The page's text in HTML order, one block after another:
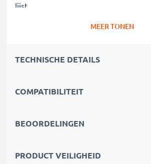
lijst
stroom, lange levensduur en efficiëntie
hoge normen
Ook geschikt voor je originele oplader
MEER TONEN
TECHNISCHE DETAILS
COMPATIBILITEIT
BEOORDELINGEN
PRODUCT VEILIGHEID